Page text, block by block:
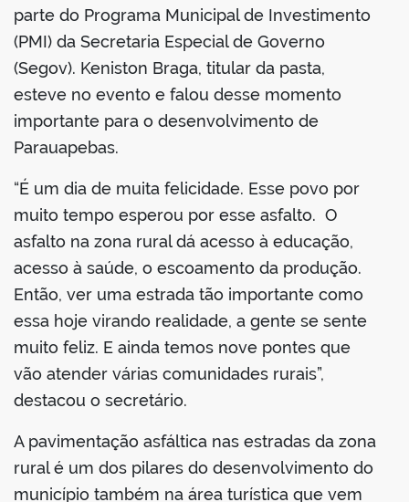
parte do Programa Municipal de Investimento
(PMI) da Secretaria Especial de Governo
(Segov). Keniston Braga, titular da pasta,
esteve no evento e falou desse momento
importante para o desenvolvimento de
Parauapebas.
“É um dia de muita felicidade. Esse povo por
muito tempo esperou por esse asfalto. O
asfalto na zona rural dá acesso à educação,
acesso à saúde, o escoamento da produção.
Então, ver uma estrada tão importante como
essa hoje virando realidade, a gente se sente
muito feliz. E ainda temos nove pontes que
vão atender várias comunidades rurais”,
destacou o secretário.
A pavimentação asfáltica nas estradas da zona
rural é um dos pilares do desenvolvimento do
município também na área turística que vem